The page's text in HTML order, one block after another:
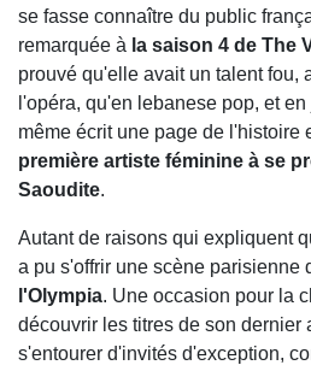
se fasse connaître du public
remarquée à la saison 4 de The
prouvé qu'elle avait un talent fou,
l'opéra, qu'en lebanese pop, et
même écrit une page de l'histoire
première artiste féminine à se
Saoudite.
Autant de raisons qui expliquent
a pu s'offrir une scène parisienne
l'Olympia. Une occasion pour la
découvrir les titres de son dernier
s'entourer d'invités d'exception,